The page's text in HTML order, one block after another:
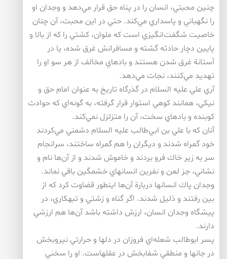
چنين محبتي، انسان را در پناه حق قرار مي‌دهد و وجدان او
را نگهباني و پاسداري مي‌كند. حتي در اين محبت، آن چنان
خاصيت شگفت‌انگيزي است كه ملوان، كشتي را كه از بالا و
پايين دچار حادثه گشته و مسافرانش غرق شده، يا در
آستانة غرق شدن هستند و بادهاي مخالف از هر سو او را
تهديد مي‌كنند، نجات مي‌دهد.
آري علي عليه السلام در گذرگاه تاريخ به عنوان امام حق و
نيكي، همانند كوهي استوار قرار گرفته، به گونه‌اي كه حوادث
كوبنده و بادهاي سخت، آن را متزلزل نمي‌كند.
آنان كه با علي بن ابي‌طالب عليه السلام دشمني مي‌كردند
خود گمراه شدند و ديگران را هم گمراه ساختند، سرانجام
سر به زير خاك فرو بردند و خاموش شدند و از آن‌ها نام و
نشاني، جز لعن و نفرين انسانهاي خشمگين باقي نماند.
وجدان پاك انسانها دربارة آن‌ها اينطور قضاوت كرد كه از
بين رفتند و ذليل شدند. اگر گناه و زشتي و تبهكاري، در
پيشگاه وجدان انسان، ارزش داشته باشد آن‌ها هم ارزشي
دارند.
پسر ابوطالب شعله‌اي فروزان در دلها و حرارتي نيروبخش
در جانها و منطقي شفابخش در عقلهاست. او را سخني